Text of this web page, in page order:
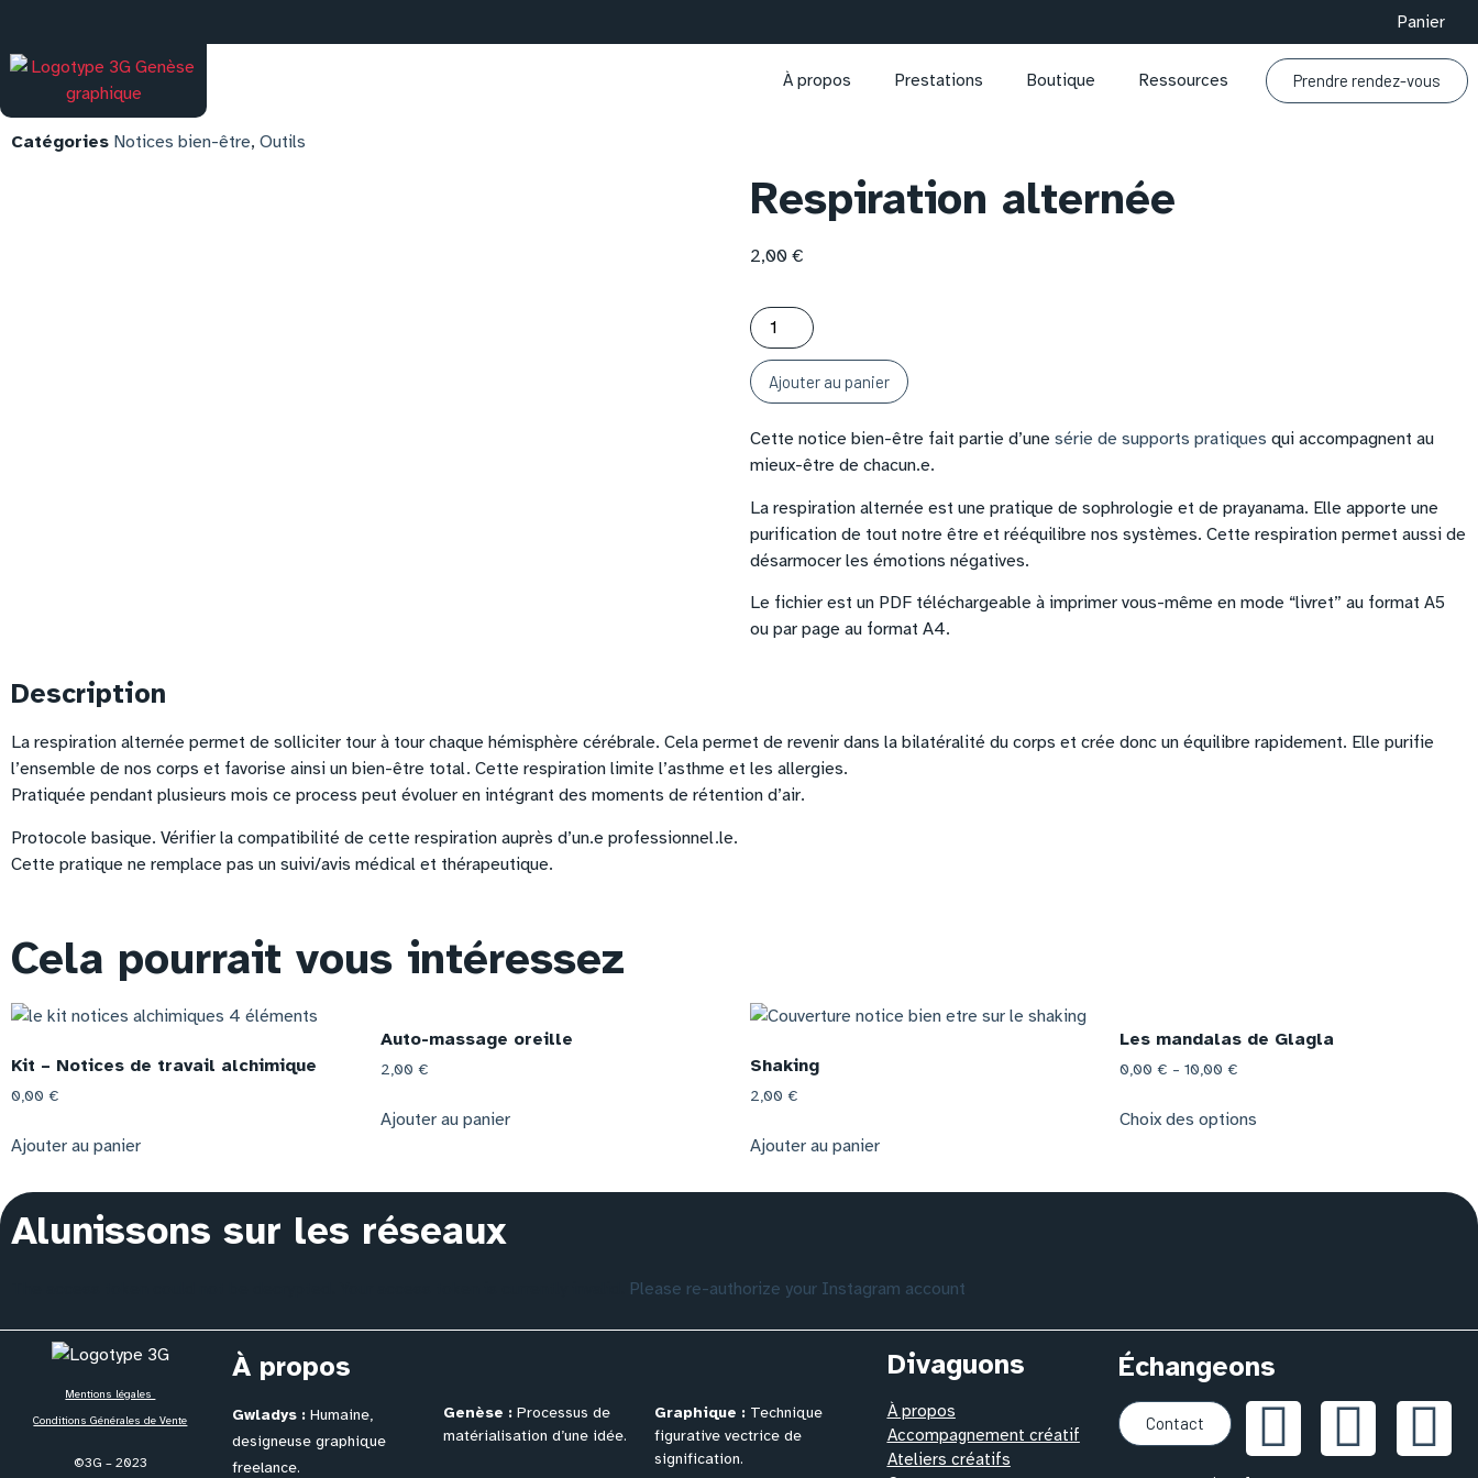
Panier
À propos Prestations Boutique Ressources Prendre rendez-vous
Catégories Notices bien-être, Outils
Respiration alternée
2,00 €
Ajouter au panier
Cette notice bien-être fait partie d’une série de supports pratiques qui accompagnent au
mieux-être de chacun.e.
La respiration alternée est une pratique de sophrologie et de prayanama. Elle apporte une
purification de tout notre être et rééquilibre nos systèmes. Cette respiration permet aussi de
désarmocer les émotions négatives.
Le fichier est un PDF téléchargeable à imprimer vous-même en mode “livret” au format A5
ou par page au format A4.
Description
La respiration alternée permet de solliciter tour à tour chaque hémisphère cérébrale. Cela permet de revenir dans la bilatéralité du corps et crée donc un équilibre rapidement. Elle purifie
l’ensemble de nos corps et favorise ainsi un bien-être total. Cette respiration limite l’asthme et les allergies.
Pratiquée pendant plusieurs mois ce process peut évoluer en intégrant des moments de rétention d’air.
Protocole basique. Vérifier la compatibilité de cette respiration auprès d’un.e professionnel.le.
Cette pratique ne remplace pas un suivi/avis médical et thérapeutique.
Cela pourrait vous intéressez
Kit – Notices de travail alchimique
0,00 €
Ajouter au panier
Auto-massage oreille
2,00 €
Ajouter au panier
Shaking
2,00 €
Ajouter au panier
Les mandalas de Glagla
0,00 € – 10,00 €
Choix des options
Alunissons sur les réseaux
Please re-authorize your Instagram account
Mentions légales
Conditions Générales de Vente
©3G – 2023
À propos
Gwladys :Humaine,
designeuse graphique
freelance.
Genèse : Processus de
matérialisation d’une idée.
Graphique : Technique
figurative vectrice de
signification.
Divaguons
À propos
Accompagnement créatif
Ateliers créatifs
Échangeons
Contact